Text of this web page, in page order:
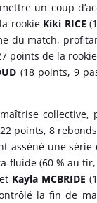
un coup
rookie Kiki RICE
du match,
points de la
(18 points, 9
points, 8
asséné une
(60 % au tir,
Kayla MCBRIDE
la fin de